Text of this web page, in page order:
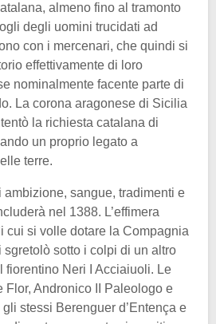
almeno fino al tramonto
degli uomini trucidati ad
con i mercenari, che quindi si
effettivamente di loro
nominalmente facente parte di
La corona aragonese di Sicilia
la richiesta catalana di
un proprio legato a
terre.
ambizione, sangue, tradimenti e
nel 1388. L’effimera
cui si volle dotare la Compagnia
sotto i colpi di un altro
fiorentino Neri I Acciaiuoli. Le
Flor, Andronico II Paleologo e
stessi Berenguer d’Entença e